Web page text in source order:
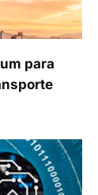
para